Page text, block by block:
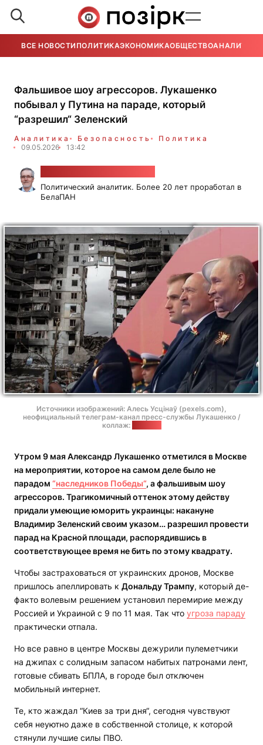
ВСЕ НОВОСТИ ПОЛИТИКАЭКОНОМИКАОБЩЕСТВОАНАЛИТИКА
Фальшивое шоу агрессоров. Лукашенко
побывал у Путина на параде, который
“разрешил“ Зеленский
Аналитика Безопасность
Политика
09.05.2026
13:42
Политический аналитик. Более 20 лет проработал в
БелаПАН
Источники изображений: Алесь Усцінаў (pexels.com),
неофициальный телеграм-канал пресс-службы Лукашенко /
коллаж:
Утром 9 мая Александр Лукашенко отметился в Москве
на мероприятии, которое на самом деле было не
парадом “наследников Победы“, а фальшивым шоу
агрессоров. Трагикомичный оттенок этому действу
придали умеющие юморить украинцы: накануне
Владимир Зеленский своим указом… разрешил провести
парад на Красной площади, распорядившись в
соответствующее время не бить по этому квадрату.
Чтобы застраховаться от украинских дронов, Москве
пришлось апеллировать к Дональду Трампу, который де-
факто волевым решением установил перемирие между
Россией и Украиной с 9 по 11 мая. Так что угроза параду
практически отпала.
Но все равно в центре Москвы дежурили пулеметчики
на джипах с солидным запасом набитых патронами лент,
готовые сбивать БПЛА, в городе был отключен
мобильный интернет.
Те, кто жаждал “Киев за три дня“, сегодня чувствуют
себя неуютно даже в собственной столице, к которой
стянули лучшие силы ПВО.